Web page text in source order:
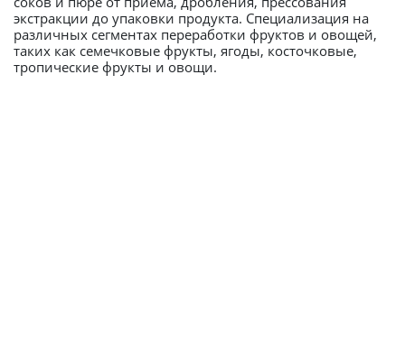
экстракции до упаковки продукта. Специализация на
различных сегментах переработки фруктов и овощей,
таких как семечковые фрукты, ягоды, косточковые,
тропические фрукты и овощи.